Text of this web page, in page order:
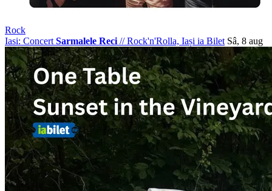
Rock
Iasi: Concert Sarmalele Reci //Rock'n'Rolla, Iași ia Bilet Sâ, 8 aug